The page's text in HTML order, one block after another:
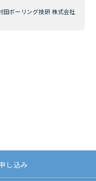
田ボーリング技研 株式会社
し込み